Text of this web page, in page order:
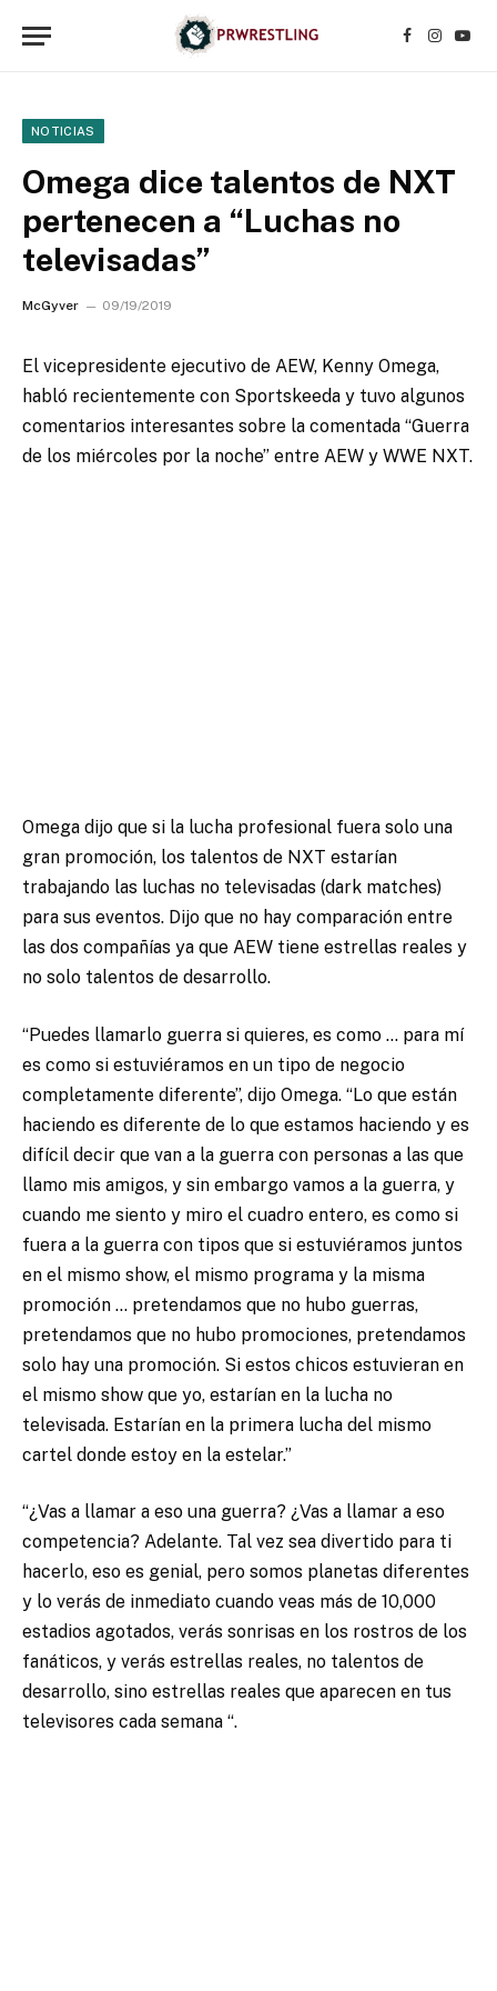
Facebook
NOTICIAS
Omega dice talentos de NXT
pertenecen a “Luchas no
televisadas”
McGyver 09/19/2019
El vicepresidente ejecutivo de AEW, Kenny Omega,
habló recientemente con Sportskeeda y tuvo algunos
comentarios interesantes sobre la comentada “Guerra
de los miércoles por la noche” entre AEW y WWE NXT.
Omega dijo que si la lucha profesional fuera solo una
gran promoción, los talentos de NXT estarían
trabajando las luchas no televisadas (dark matches)
para sus eventos. Dijo que no hay comparación entre
las dos compañías ya que AEW tiene estrellas reales y
no solo talentos de desarrollo.
“Puedes llamarlo guerra si quieres, es como … para mí
es como si estuviéramos en un tipo de negocio
completamente diferente”, dijo Omega. “Lo que están
haciendo es diferente de lo que estamos haciendo y es
difícil decir que van a la guerra con personas a las que
llamo mis amigos, y sin embargo vamos a la guerra, y
cuando me siento y miro el cuadro entero, es como si
fuera a la guerra con tipos que si estuviéramos juntos
en el mismo show, el mismo programa y la misma
promoción … pretendamos que no hubo guerras,
pretendamos que no hubo promociones, pretendamos
solo hay una promoción. Si estos chicos estuvieran en
el mismo show que yo, estarían en la lucha no
televisada. Estarían en la primera lucha del mismo
cartel donde estoy en la estelar.”
“¿Vas a llamar a eso una guerra? ¿Vas a llamar a eso
competencia? Adelante. Tal vez sea divertido para ti
hacerlo, eso es genial, pero somos planetas diferentes
y lo verás de inmediato cuando veas más de 10,000
estadios agotados, verás sonrisas en los rostros de los
fanáticos, y verás estrellas reales, no talentos de
desarrollo, sino estrellas reales que aparecen en tus
televisores cada semana “.